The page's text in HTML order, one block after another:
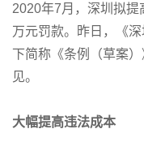
2020年7月，深圳拟
万元罚款。昨日，《
下简称《条例（草案
见。
大幅提高违法成本